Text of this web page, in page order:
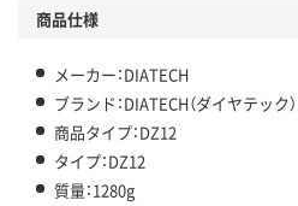
商品仕様
メーカー：DIATECH
ブランド：DIATECH（ダイヤテック）
商品タイプ：DZ12
タイプ：DZ12
質量：1280g